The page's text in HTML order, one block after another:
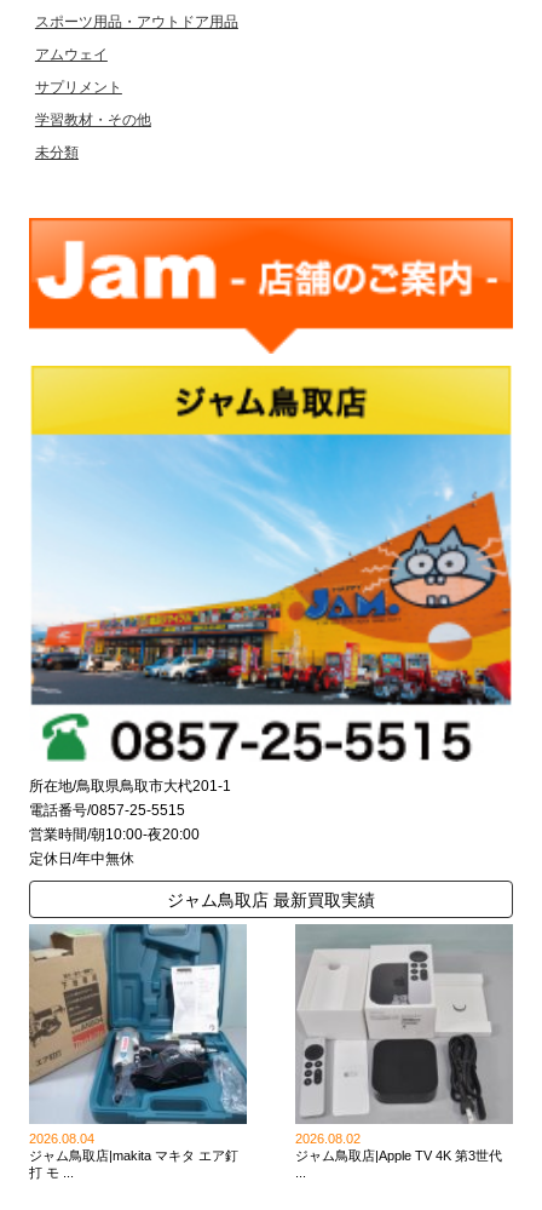
スポーツ用品・アウトドア用品
アムウェイ
サプリメント
学習教材・その他
未分類
所在地/鳥取県鳥取市大杙201-1
電話番号/0857-25-5515
営業時間/朝10:00-夜20:00
定休日/年中無休
ジャム鳥取店 最新買取実績
2026.08.04
ジャム鳥取店|makita マキタ エア釘
打 モ ...
2026.08.02
ジャム鳥取店|Apple TV 4K 第3世代